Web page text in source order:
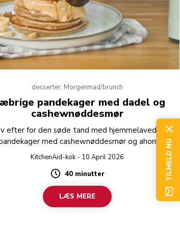
desserter, Morgenmad/brunch
pandekager med dadel og
cashewnøddesmør
efter for den søde tand med hjemmelavede
med cashewnøddesmør og ahornsirup.
lavet i KitchenAid Artisan K400-blenderen.
KitchenAid-kok - 10 April 2026
Duration
40 minutter
LÆS MERE
TILMELD NU